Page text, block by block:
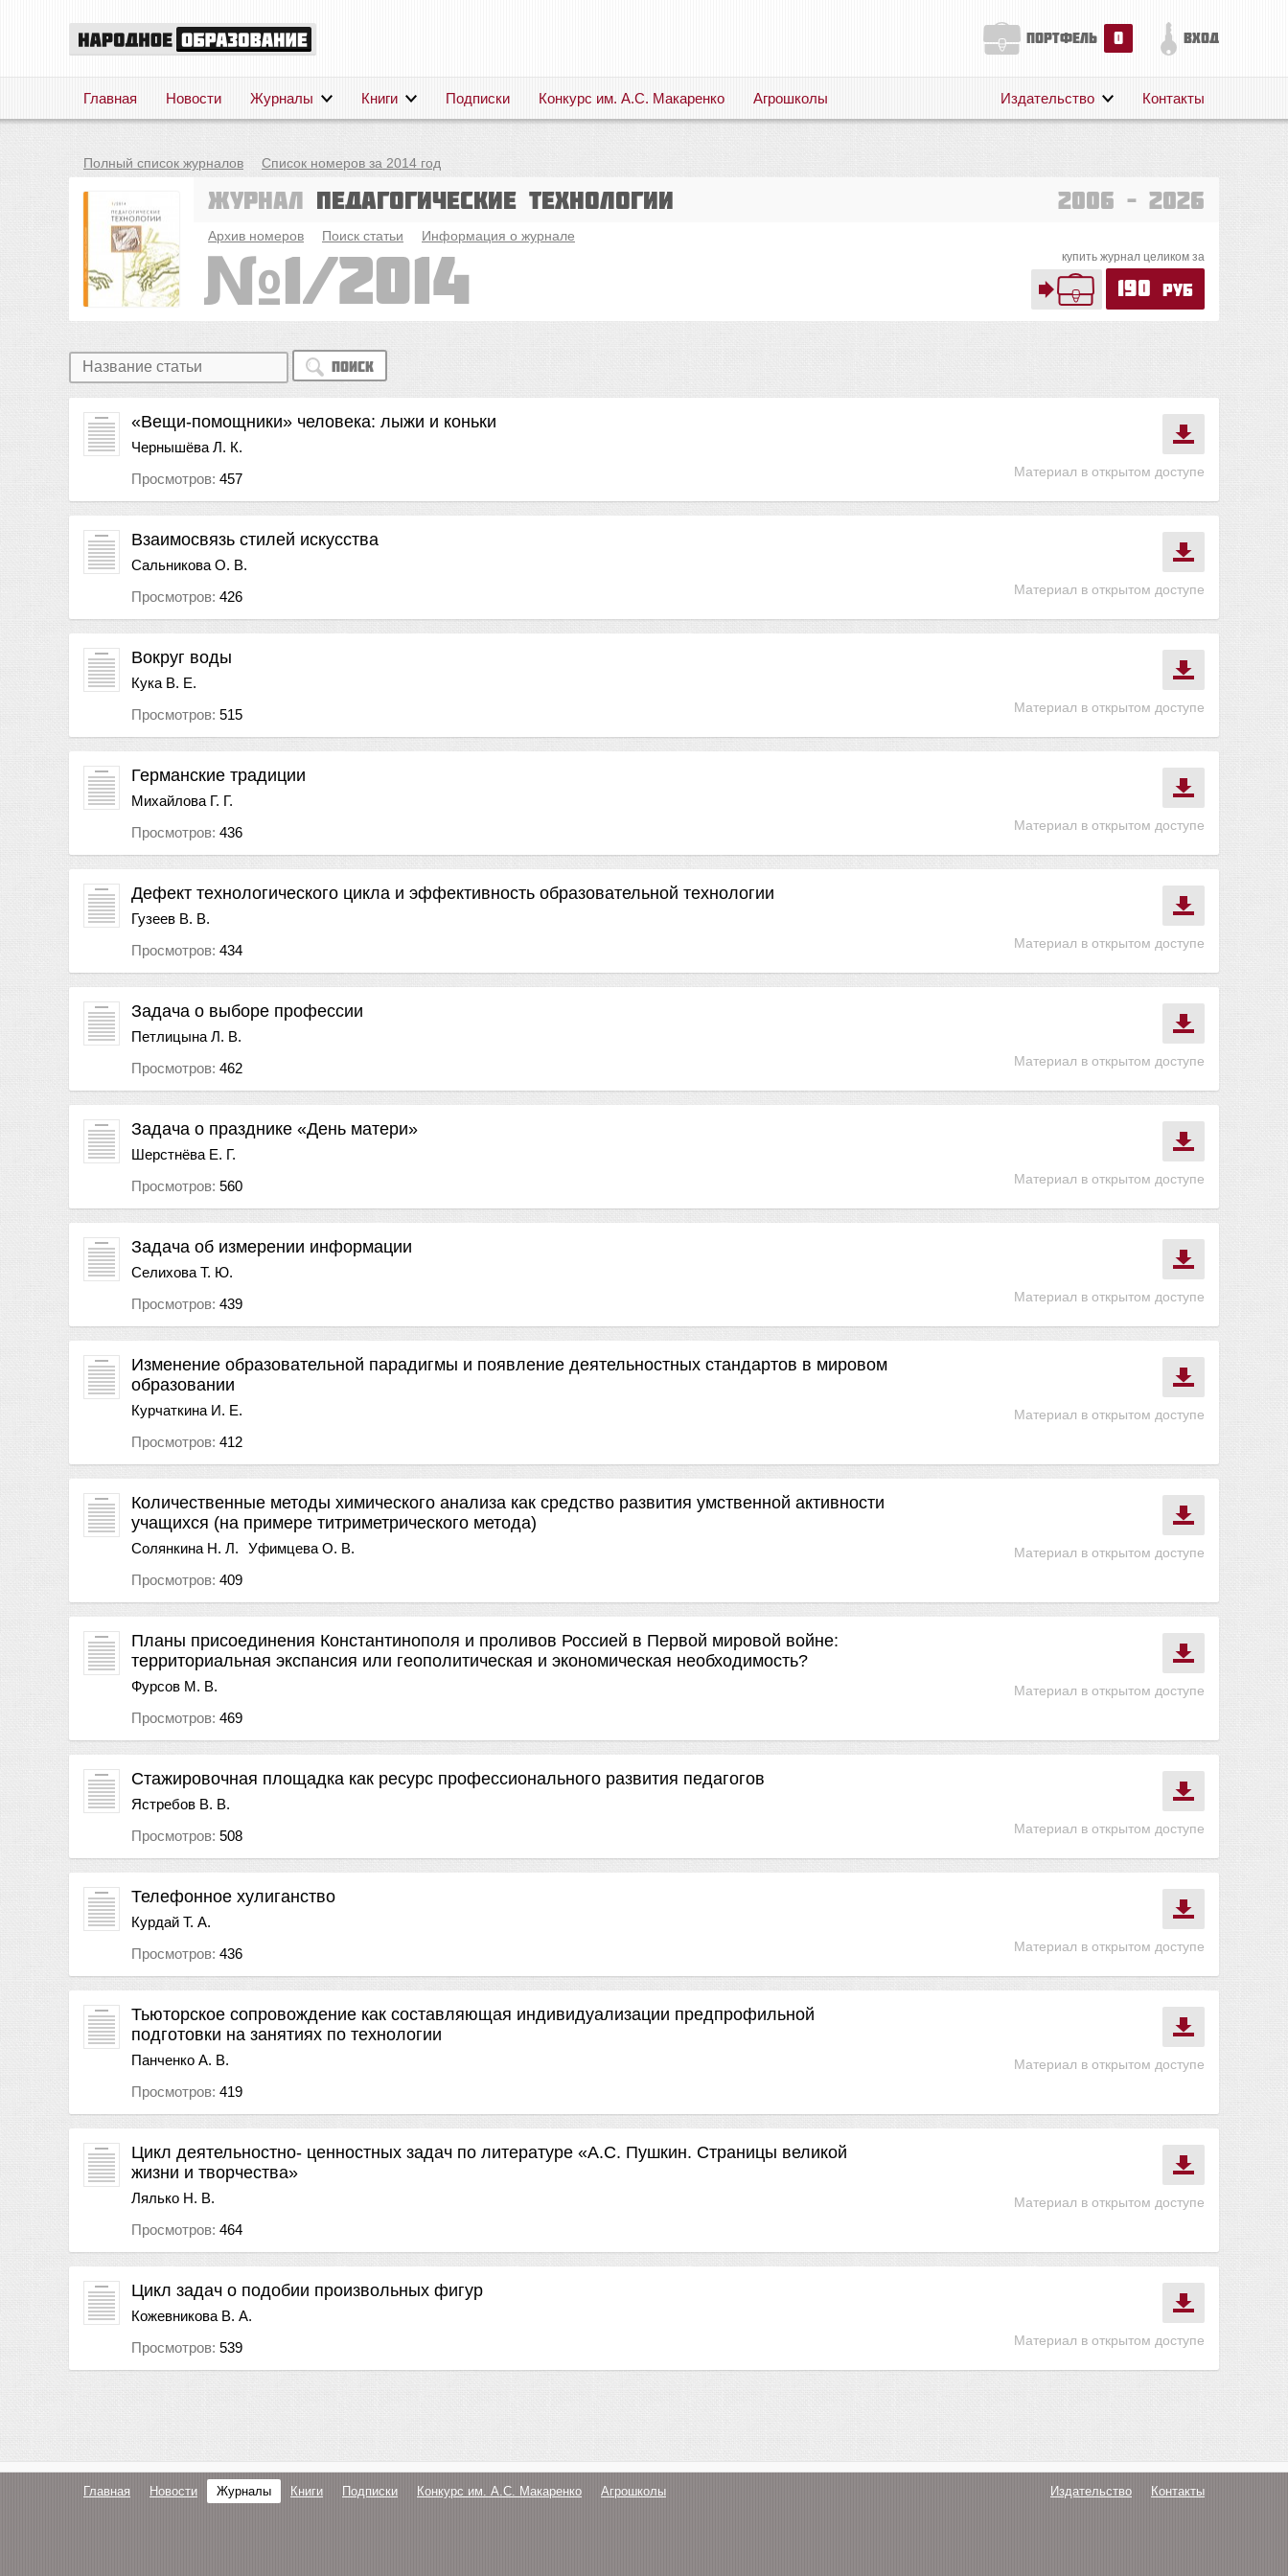
портфель 0 вход
Главная Новости Журналы Книги Подписки Конкурс им. А.С. Макаренко Агрошколы
Поддержка
Издательство Контакты
Полный список журналов Список номеров за 2014 год
Журнал Педагогические технологии 2006 – 2026
Архив номеров Поиск статьи Информация о журнале
купить журнал целиком за
190 руб
1/2014
Поиск
Материал в открытом доступе
«Вещи-помощники» человека: лыжи и коньки
Чернышёва Л. К.
Просмотров: 457
Материал в открытом доступе
Взаимосвязь стилей искусства
Сальникова О. В.
Просмотров: 426
Материал в открытом доступе
Вокруг воды
Кука В. Е.
Просмотров: 515
Материал в открытом доступе
Германские традиции
Михайлова Г. Г.
Просмотров: 436
Материал в открытом доступе
Дефект технологического цикла и эффективность образовательной технологии
Гузеев В. В.
Просмотров: 434
Материал в открытом доступе
Задача о выборе профессии
Петлицына Л. В.
Просмотров: 462
Материал в открытом доступе
Задача о празднике «День матери»
Шерстнёва Е. Г.
Просмотров: 560
Материал в открытом доступе
Задача об измерении информации
Селихова Т. Ю.
Просмотров: 439
Материал в открытом доступе
Изменение образовательной парадигмы и появление деятельностных стандартов в мировом
образовании
Курчаткина И. Е.
Просмотров: 412
Материал в открытом доступе
Количественные методы химического анализа как средство развития умственной активности
учащихся (на примере титриметрического метода)
Солянкина Н. Л.
Уфимцева О. В.
Просмотров: 409
Материал в открытом доступе
Планы присоединения Константинополя и проливов Россией в Первой мировой войне:
территориальная экспансия или геополитическая и экономическая необходимость?
Фурсов М. В.
Просмотров: 469
Материал в открытом доступе
Стажировочная площадка как ресурс профессионального развития педагогов
Ястребов В. В.
Просмотров: 508
Материал в открытом доступе
Телефонное хулиганство
Курдай Т. А.
Просмотров: 436
Материал в открытом доступе
Тьюторское сопровождение как составляющая индивидуализации предпрофильной
подготовки на занятиях по технологии
Панченко А. В.
Просмотров: 419
Материал в открытом доступе
Цикл деятельностно- ценностных задач по литературе «А.С. Пушкин. Страницы великой
жизни и творчества»
Лялько Н. В.
Просмотров: 464
Материал в открытом доступе
Цикл задач о подобии произвольных фигур
Кожевникова В. А.
Просмотров: 539
Главная Новости Журналы Книги Подписки Конкурс им. А.С. Макаренко Агрошколы Издательство Контакты